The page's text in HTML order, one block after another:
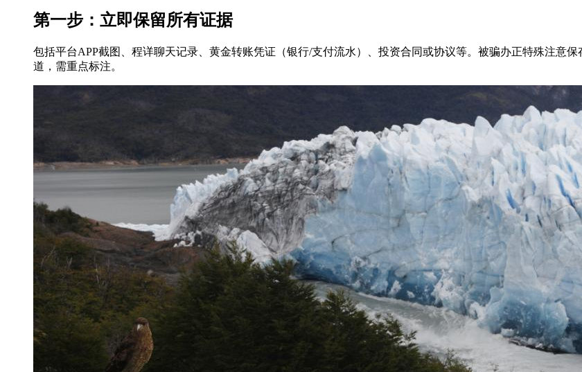
第一步：立即保留所有证据
包括平台APP截图、程详聊天记录、黄金转账凭证（银行/支付流水）、投资合同或协议等。被骗办正特殊注
道，需重点标注。